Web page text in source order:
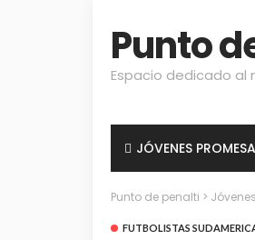
Punto
Espacio dedicado al
JÓVENES
Punto de penalti >
FUTBOLISTAS